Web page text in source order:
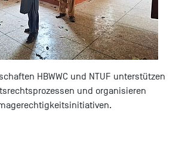
HBWWC und NTUF unterstützen
und organisieren